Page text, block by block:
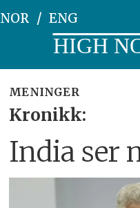
NOR ENG
HIGH
MENINGER
Kronikk:
India ser